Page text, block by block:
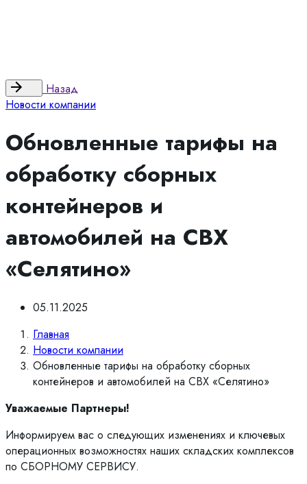
Назад
Новости компании
Обновленные тарифы на
обработку сборных
контейнеров и
автомобилей на СВХ
«Селятино»
05.11.2025
Главная
Новости компании
Обновленные тарифы на обработку сборных
контейнеров и автомобилей на СВХ «Селятино»
Уважаемые Партнеры!
Информируем вас о следующих изменениях и ключевых
операционных возможностях наших складских комплексов
по СБОРНОМУ СЕРВИСУ.